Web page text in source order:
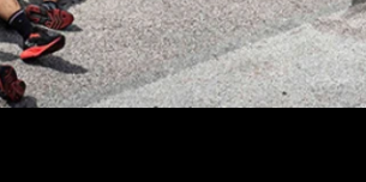
Panigale. Nicolò Bulega mette a
doppietta stagionale.